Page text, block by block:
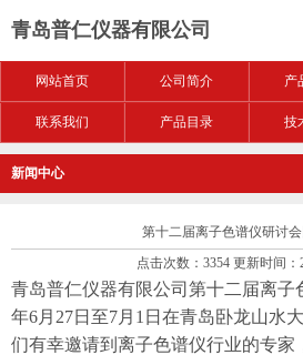
青岛普仁仪器有限公司
网站首页 公司简介 产
联系我们 产品目录 技
新闻中心
第十二届离子色谱仪研讨
点击次数：3354 更新时间：
青岛普仁仪器有限公司第十二届离子
年6月 27日至7月 1 日在青岛卧龙山水
们有幸邀请到离子色谱仪行业的专家